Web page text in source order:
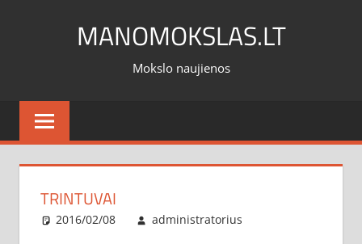
MANOMOKSLAS.LT
Mokslo naujienos
TRINTUVAI
2016/02/08 administratorius